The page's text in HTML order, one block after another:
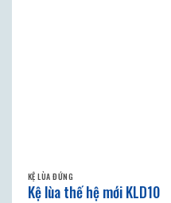
KỆ LÙA ĐỨNG
Kệ lùa thế hệ mới KLD10